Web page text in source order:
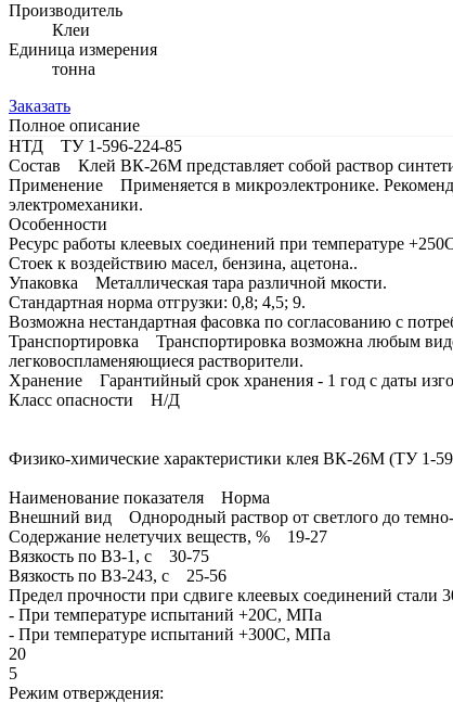
Производитель
Клеи
Единица измерения
тонна
Заказать
Полное описание
НТД ТУ 1-596-224-85
Состав Клей ВК-26М представляет собой раствор
Применение Применяется в микроэлектронике.
электромеханики.
Особенности
Ресурс работы клеевых соединений при температуре
Стоек к воздействию масел, бензина, ацетона..
Упаковка Металлическая тара различной мкости.
Стандартная норма отгрузки: 0,8; 4,5; 9.
Возможна нестандартная фасовка по согласованию с
Транспортировка Транспортировка возможна любым
легковоспламеняющиеся растворители.
Хранение Гарантийный срок хранения - 1 год с даты
Класс опасности Н/Д
Физико-химические характеристики клея ВК-26М (ТУ 1-
Наименование показателя Норма
Внешний вид Однородный раствор от светлого до темно-
Содержание нелетучих веществ, % 19-27
Вязкость по ВЗ-1, с 30-75
Вязкость по ВЗ-243, с 25-56
Предел прочности при сдвиге клеевых соединений стали
- При температуре испытаний +20С, МПа
- При температуре испытаний +300С, МПа
20
5
Режим отверждения: